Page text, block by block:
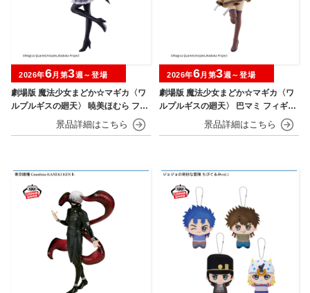
劇場版 魔法少女まどか☆マギカ〈ワ
ルプルギスの廻天〉 暁美ほむら フィ
2026年6月第3週～登場
劇場版 魔法少女まどか☆マギカ〈ワ
ルプルギスの廻天〉 巴マミ フィギュ
2026年6月第3週～登場